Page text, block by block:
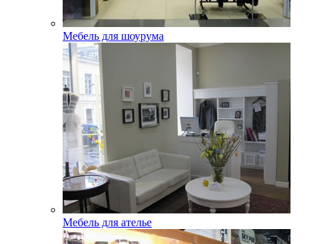
Мебель для шоурума
Мебель для ателье